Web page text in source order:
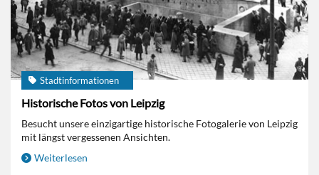
Stadtinformationen
Historische Fotos von Leipzig
Besucht unsere einzigartige historische Fotogalerie von Leipzig
mit längst vergessenen Ansichten.
Weiterlesen